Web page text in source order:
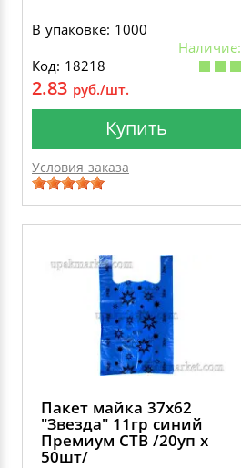
В упаковке: 1000
Наличие:
Код: 18218
2.83 руб./шт.
Купить
Условия заказа
Пакет майка 37х62
"Звезда" 11гр синий
Премиум СТВ /20уп х
50шт/